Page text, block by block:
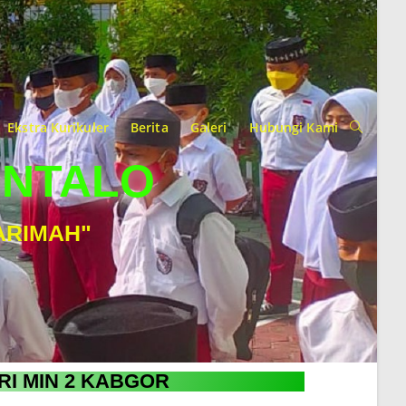
Ekstra Kurikuler Berita Galeri Hubungi Kami
MIN 2 KABGOR